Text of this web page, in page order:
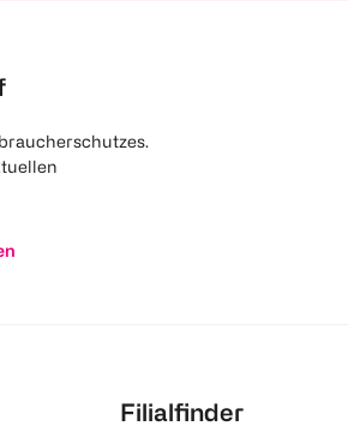
Filialfinder